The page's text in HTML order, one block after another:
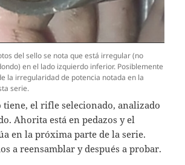
del sello se nota que está irregular (no
en el lado izquierdo inferior. Posiblemente
la irregularidad de potencia notada en la
serie.
tiene, el rifle selecionado, analizado
Ahorita está en pedazos y el
en la próxima parte de la serie.
a reensamblar y después a probar.